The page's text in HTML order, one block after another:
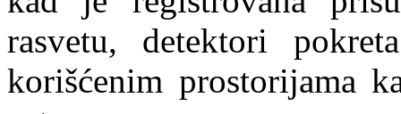
rasvetu, detektori
korišćenim prostorijama